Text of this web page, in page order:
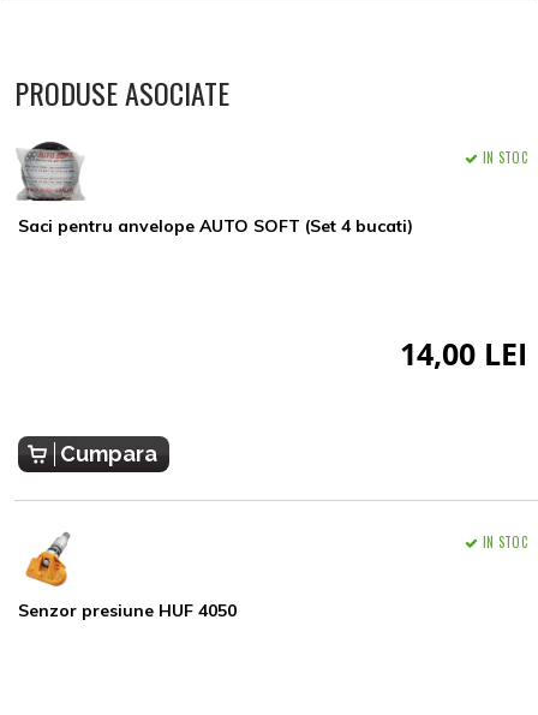
PRODUSE ASOCIATE
Saci pentru anvelope AUTO SOFT (Set 4 bucati)
IN STOC
14,00 LEI
Cumpara
Senzor presiune HUF 4050
IN STOC